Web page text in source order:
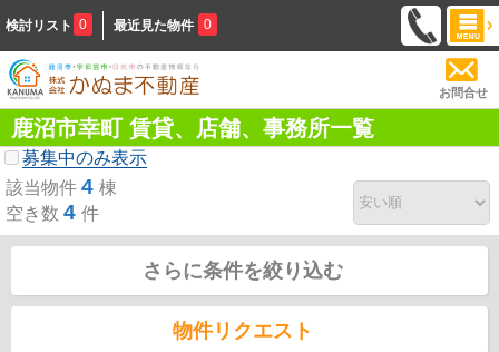
検討リスト 0 最近見た物件 0
お問合せ
鹿沼市幸町 賃貸、店舗、事務所一覧
募集中のみ表示
該当物件 4 棟
空き数 4 件
さらに条件を絞り込む
物件リクエスト